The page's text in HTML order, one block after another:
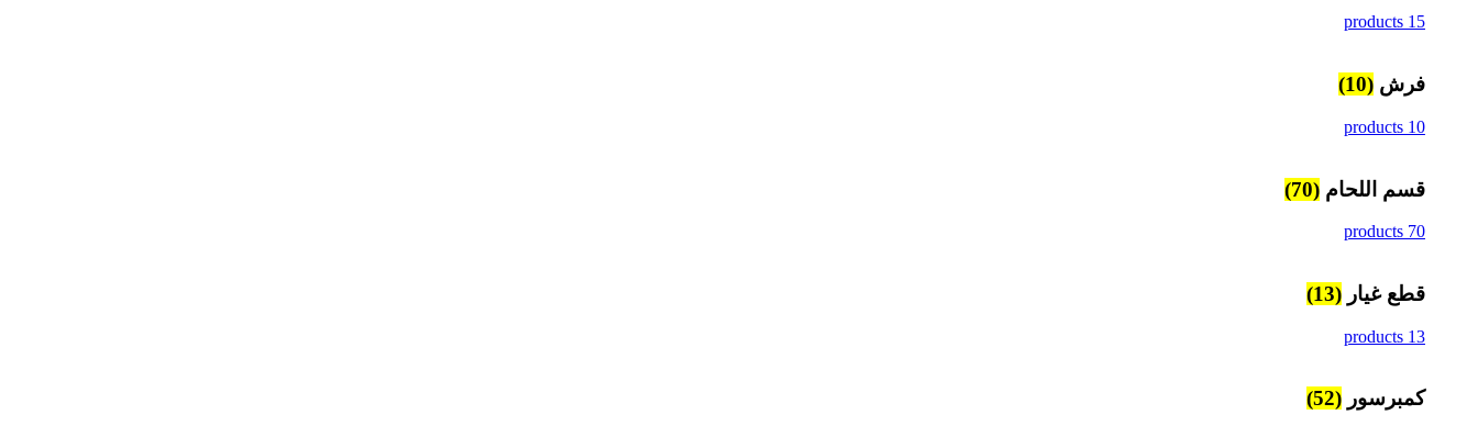
15 products
فرش (10)
10 products
قسم اللحام (70)
70 products
قطع غيار (13)
13 products
كمبرسور (52)